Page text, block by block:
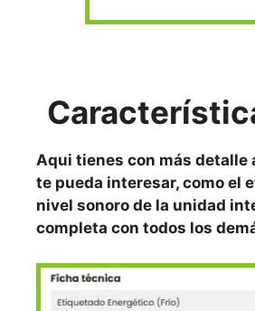
Aqui tienes con más detalle
te pueda interesar, como el
nivel sonoro de la unidad
completa con todos los